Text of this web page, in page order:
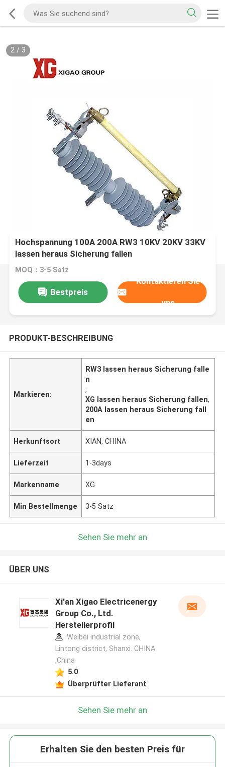
2/ 3
Hochspannung 100A 200A RW3 10KV 20KV 33KV
lassen heraus Sicherung fallen
MOQ：3-5 Satz
Bestpreis
Kontaktieren Sie
uns
PRODUKT-BESCHREIBUNG
Markieren:
RW3 lassen heraus Sicherung falle
n
,
XG lassen heraus Sicherung fallen,
200A lassen heraus Sicherung fall
en
Herkunftsort XIAN, CHINA
Lieferzeit 1-3days
Markenname XG
Min Bestellmenge 3-5 Satz
Sehen Sie mehr an
ÜBER UNS
Xi'an Xigao Electricenergy
Group Co., Ltd.
Herstellerprofil
Weibei industrial zone,
Lintong district, Shanxi. CHINA
,China
5.0
Überprüfter Lieferant
Sehen Sie mehr an
Erhalten Sie den besten Preis für